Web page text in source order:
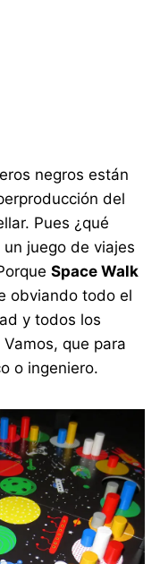
negros están
del
Pues ¿qué
juego de viajes
Space Walk
obviando todo el
y todos los
que para
o ingeniero.